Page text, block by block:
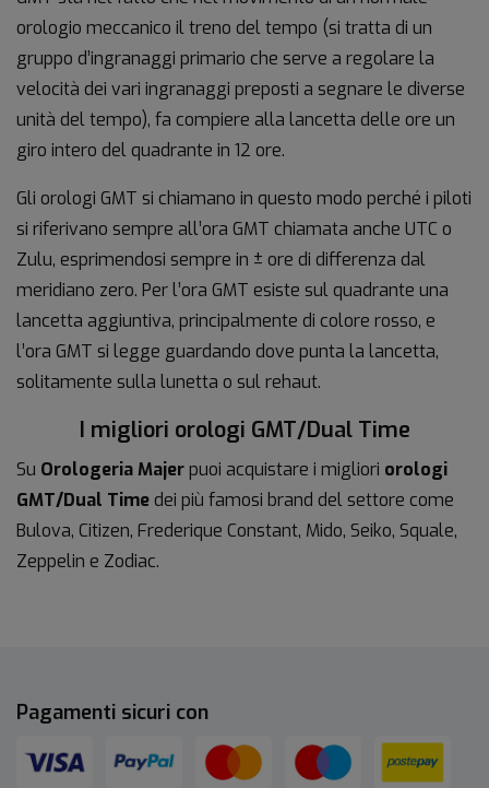
orologio meccanico il treno del tempo (si tratta di un
gruppo d’ingranaggi primario che serve a regolare la
velocità dei vari ingranaggi preposti a segnare le diverse
unità del tempo), fa compiere alla lancetta delle ore un
giro intero del quadrante in 12 ore.
Gli orologi GMT si chiamano in questo modo perché i piloti
si riferivano sempre all’ora GMT chiamata anche UTC o
Zulu, esprimendosi sempre in ± ore di differenza dal
meridiano zero. Per l’ora GMT esiste sul quadrante una
lancetta aggiuntiva, principalmente di colore rosso, e
l’ora GMT si legge guardando dove punta la lancetta,
solitamente sulla lunetta o sul rehaut.
I migliori orologi GMT/Dual Time
Su Orologeria Majerpuoi acquistare i migliori orologi
GMT/Dual Timedei più famosi brand del settore come
Bulova, Citizen, Frederique Constant, Mido, Seiko, Squale,
Zeppelin e Zodiac.
Pagamenti sicuri con